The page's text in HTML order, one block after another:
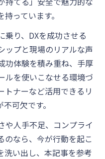
っています。
乗り、DXを成功させる
ップと現場のリアルな声
功体験を積み重ね、手厚
ルを使いこなせる環境づ
トナーなど活用できるリ
可欠です。
や人手不足、コンプライ
のなら、今が行動を起こ
洗い出し、本記事を参考